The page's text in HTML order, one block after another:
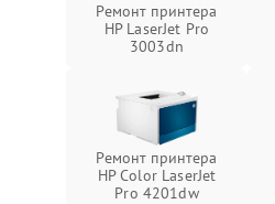
Ремонт принтера
HP LaserJet Pro
3003dn
Ремонт принтера
HP Color LaserJet
Pro 4201dw